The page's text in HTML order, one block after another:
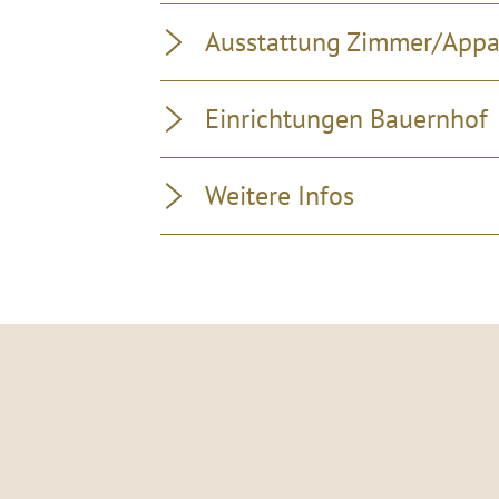
Ausstattung Zimmer/
Einrichtungen Bauernhof
Weitere Infos